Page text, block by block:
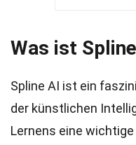
Was ist
Spline AI ist ein
der künstlichen
Lernens eine